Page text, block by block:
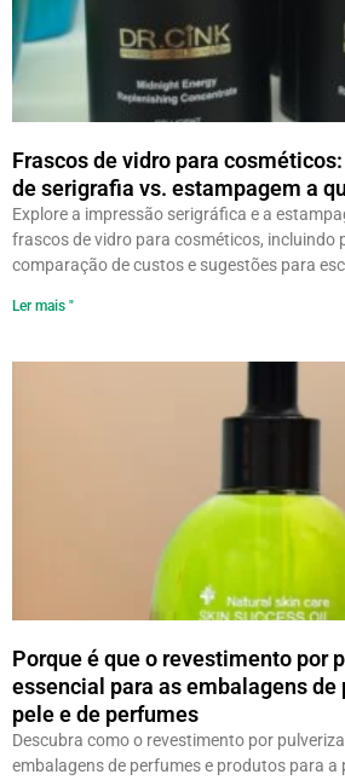
Frascos de vidro para
de serigrafia vs. estampagem a
Explore a impressão serigráfica e a
frascos de vidro para cosméticos, incluindo
comparação de custos e sugestões para
Ler mais "
Porque é que o revestimento por
essencial para as embalagens de
pele e de perfumes
Descubra como o revestimento por
embalagens de perfumes e produtos para a